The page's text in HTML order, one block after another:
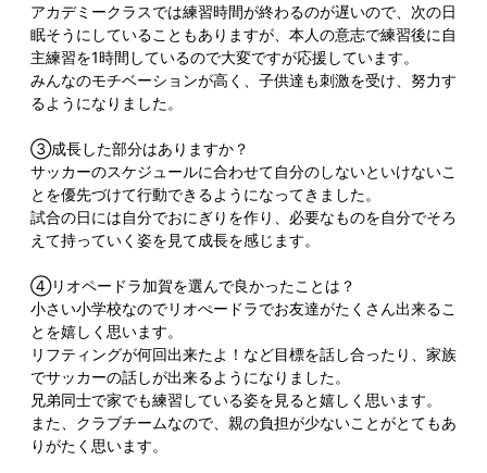
アカデミークラスでは練習時間が終わるのが遅いので、次の日
眠そうにしていることもありますが、本人の意志で練習後に自
主練習を1時間しているので大変ですが応援しています。
みんなのモチベーションが高く、子供達も刺激を受け、努力す
るようになりました。
③成長した部分はありますか？
サッカーのスケジュールに合わせて自分のしないといけないこ
とを優先づけて行動できるようになってきました。
試合の日には自分でおにぎりを作り、必要なものを自分でそろ
えて持っていく姿を見て成長を感じます。
④リオペードラ加賀を選んで良かったことは？
小さい小学校なのでリオぺードラでお友達がたくさん出来るこ
とを嬉しく思います。
リフティングが何回出来たよ！など目標を話し合ったり、家族
でサッカーの話しが出来るようになりました。
兄弟同士で家でも練習している姿を見ると嬉しく思います。
また、クラブチームなので、親の負担が少ないことがとてもあ
りがたく思います。